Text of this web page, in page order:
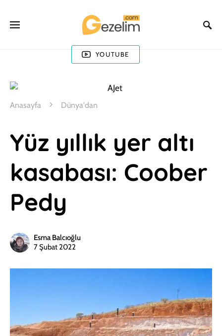
YOUTUBE
Anasayfa Dünya'dan
Yüz yıllık yer altı
kasabası: Coober
Pedy
Esma Balcıoğlu
7 Şubat 2022